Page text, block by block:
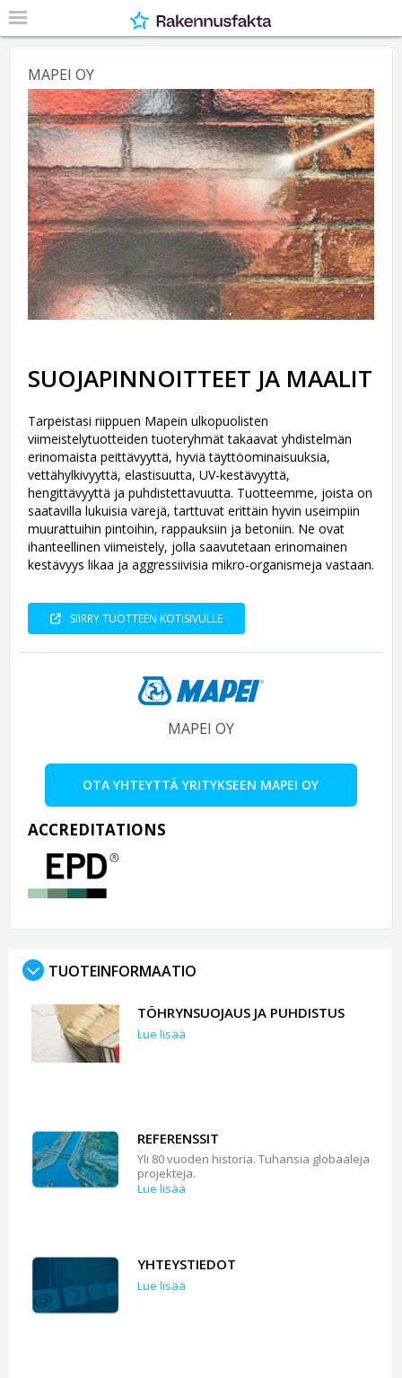
MAPEI OY
SUOJAPINNOITTEET JA MAALIT
Tarpeistasi riippuen Mapein ulkopuolisten
viimeistelytuotteiden tuoteryhmät takaavat yhdistelmän
erinomaista peittävyyttä, hyviä täyttöominaisuuksia,
vettähylkivyyttä, elastisuutta, UV-kestävyyttä,
hengittävyyttä ja puhdistettavuutta. Tuotteemme, joista on
saatavilla lukuisia värejä, tarttuvat erittäin hyvin useimpiin
muurattuihin pintoihin, rappauksiin ja betoniin. Ne ovat
ihanteellinen viimeistely, jolla saavutetaan erinomainen
kestävyys likaa ja aggressiivisia mikro-organismeja vastaan.
SIIRRY TUOTTEEN KOTISIVULLE
MAPEI OY
OTA YHTEYTTÄ YRITYKSEEN MAPEI OY
ACCREDITATIONS
TUOTEINFORMAATIO
TÖHRYNSUOJAUS JA PUHDISTUS
Lue lisää
REFERENSSIT
Yli 80 vuoden historia. Tuhansia globaaleja
projekteja.
Lue lisää
YHTEYSTIEDOT
Lue lisää